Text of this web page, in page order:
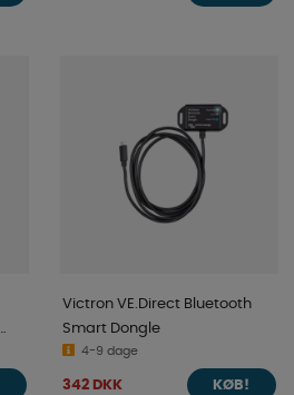
Victron VE.Direct Bluetooth
Smart Dongle
4-9 dage
342 DKK KØB!